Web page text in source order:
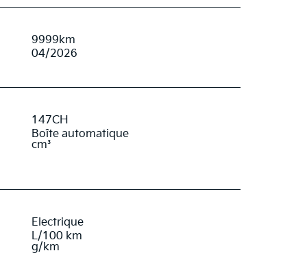
9999km
04/2026
147CH
Boîte automatique
cm³
Electrique
L/100 km
g/km